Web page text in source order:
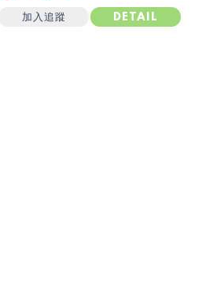
加入追蹤 DETAIL